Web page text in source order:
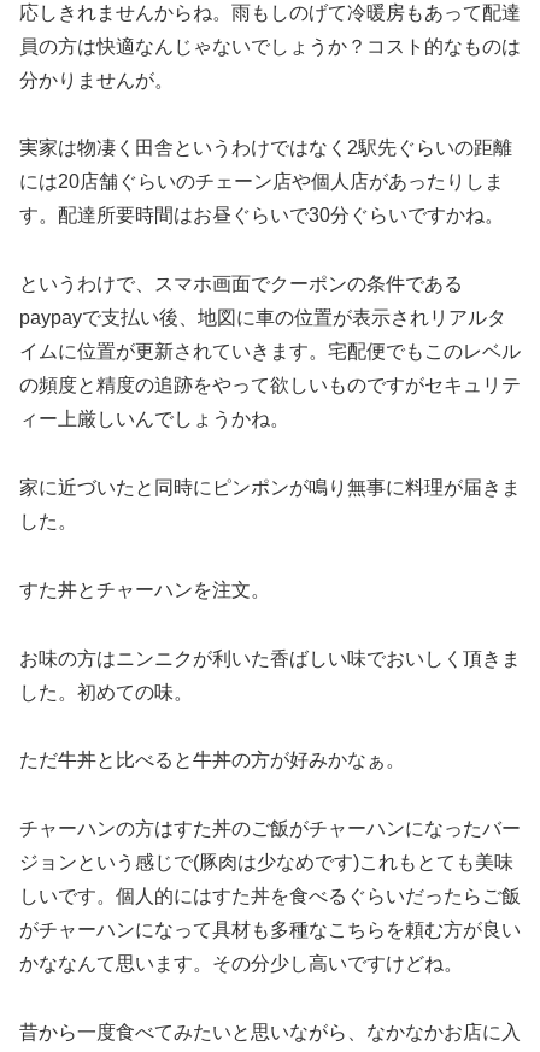
応しきれませんからね。雨もしのげて冷暖房もあって配達
員の方は快適なんじゃないでしょうか？コスト的なものは
分かりませんが。
実家は物凄く田舎というわけではなく2駅先ぐらいの距離
には20店舗ぐらいのチェーン店や個人店があったりしま
す。配達所要時間はお昼ぐらいで30分ぐらいですかね。
というわけで、スマホ画面でクーポンの条件である
paypayで支払い後、地図に車の位置が表示されリアルタ
イムに位置が更新されていきます。宅配便でもこのレベル
の頻度と精度の追跡をやって欲しいものですがセキュリテ
ィー上厳しいんでしょうかね。
家に近づいたと同時にピンポンが鳴り無事に料理が届きま
した。
すた丼とチャーハンを注文。
お味の方はニンニクが利いた香ばしい味でおいしく頂きま
した。初めての味。
ただ牛丼と比べると牛丼の方が好みかなぁ。
チャーハンの方はすた丼のご飯がチャーハンになったバー
ジョンという感じで(豚肉は少なめです)これもとても美味
しいです。個人的にはすた丼を食べるぐらいだったらご飯
がチャーハンになって具材も多種なこちらを頼む方が良い
かななんて思います。その分少し高いですけどね。
昔から一度食べてみたいと思いながら、なかなかお店に入